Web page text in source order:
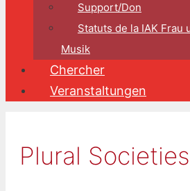
Support/Don
Statuts de la IAK Frau
Musik
Chercher
Veranstaltungen
Plural Societies